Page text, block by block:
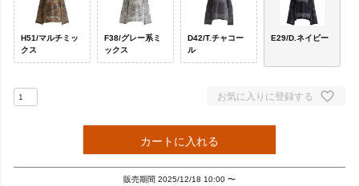
H51/マルチミッ
クス
F38/グレー系ミ
ックス
D42/T.チャコー
ル
E29/D.ネイビー
お気に入りに登録する
カートに入れる
販売期間 2025/12/18 10:00 〜